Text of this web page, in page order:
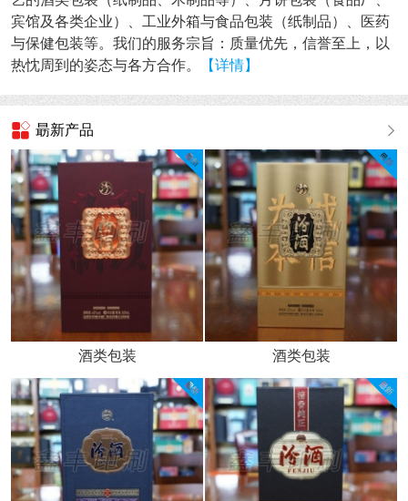
宾馆及各类企业）、工业外箱与食品包装（纸制品）、医药
与保健包装等。我们的服务宗旨：质量优先，信誉至上，以
热忱周到的姿态与各方合作。
【详情】
朂新产品
酒类包装 酒类包装